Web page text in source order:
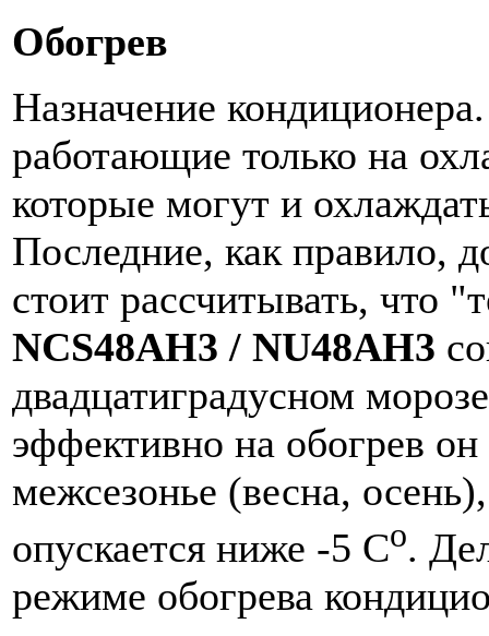
Обогрев
Назначение
работающие только на
которые могут и
Последние, как правило,
стоит рассчитывать, что
NCS48AH3 / NU48AH3
двадцатиградусном
эффективно на обогрев
межсезонье (весна,
опускается ниже -5 Co.
режиме обогрева